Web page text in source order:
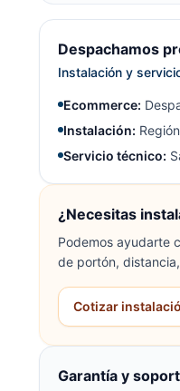
Despachamos
Instalación y
Ecommerce:
Instalación:
Servicio técnico:
¿Necesitas
Podemos ayudarte
de portón,
Cotizar
Garantía y